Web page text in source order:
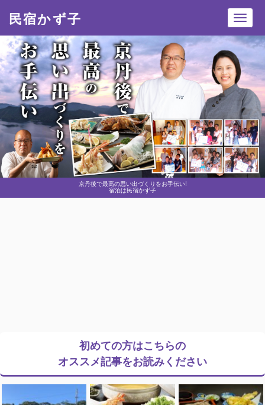
京丹後で最高の思い出づくりをお手伝い!
宿泊は民宿かず子
民宿かず子
初めての方はこちらの
オススメ記事をお読みください